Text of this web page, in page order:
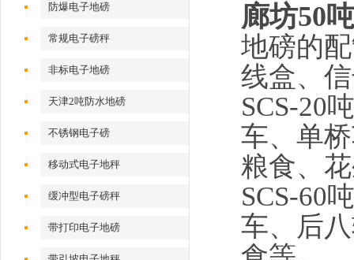
防爆电子地磅
常规电子磅秤
非标电子地磅
天津2吨防水地磅
不锈钢电子磅
移动式电子地秤
缓冲型电子磅秤
带打印电子地磅
廊坊50
地磅的
线盒、
SCS-20
车、单
粮食、
SCS-60
车、后